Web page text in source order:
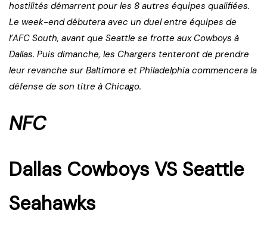
hostilités démarrent pour les 8 autres équipes qualifiées.
Le week-end débutera avec un duel entre équipes de
l’AFC South, avant que Seattle se frotte aux Cowboys à
Dallas. Puis dimanche, les Chargers tenteront de prendre
leur revanche sur Baltimore et Philadelphia commencera la
défense de son titre à Chicago.
NFC
Dallas Cowboys VS Seattle
Seahawks